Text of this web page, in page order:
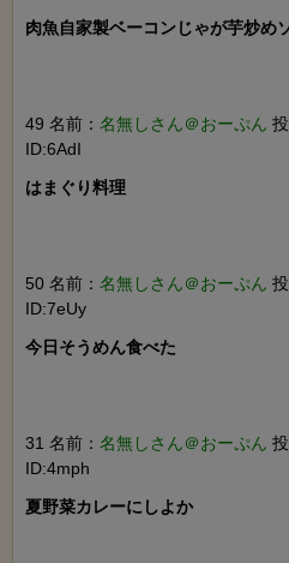
肉魚自家製ベーコンじゃが芋炒め
49 名前： 名無しさん＠おーぷん
ID:6AdI
はまぐり料理
50 名前： 名無しさん＠おーぷん
ID:7eUy
今日そうめん食べた
31 名前： 名無しさん＠おーぷん
ID:4mph
夏野菜カレーにしよか